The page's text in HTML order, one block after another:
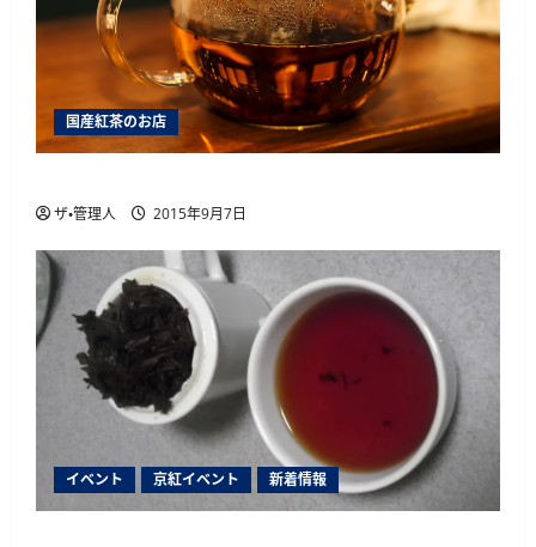
国産紅茶のお店
ザ・管理人 2015年9月7日
イベント 京紅イベント 新着情報